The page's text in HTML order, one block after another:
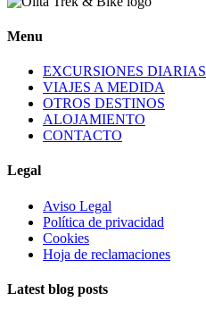
Menu
EXCURSIONES DIARIAS
VIAJES A MEDIDA
OTROS DESTINOS
ALOJAMIENTO
CONTACTO
Legal
Aviso Legal
Política de privacidad
Cookies
Hoja de reclamaciones
Latest blog posts